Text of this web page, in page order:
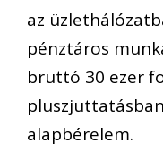
az
pénztáros
bruttó 30 ezer
alapbérelem.